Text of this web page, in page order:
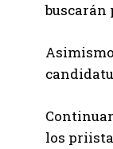
buscarán
los